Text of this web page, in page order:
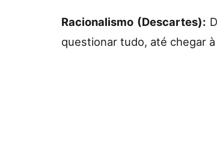
Racionalismo (Descartes):
questionar tudo, até chegar